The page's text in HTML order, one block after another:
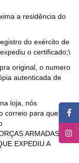
a residência do
do exército de
o certificado;\
original, o numero
autenticada de
loja, nós
correio para que
ARMADAS;
EXPEDIU A